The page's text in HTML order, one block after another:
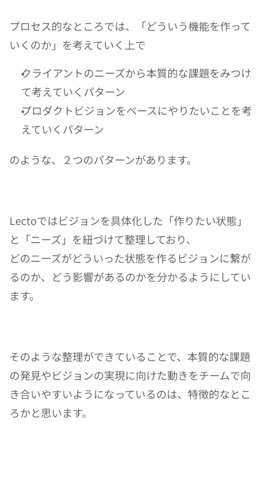
プロセス的なところでは、「どういう機能を作って
いくのか」を考えていく上で
クライアントのニーズから本質的な課題をみつけ
て考えていくパターン
プロダクトビジョンをベースにやりたいことを考
えていくパターン
のような、２つのパターンがあります。
Lectoではビジョンを具体化した「作りたい状態」
と「ニーズ」を紐づけて整理しており、
どのニーズがどういった状態を作るビジョンに繋が
るのか、どう影響があるのかを分かるようにしてい
ます。
そのような整理ができていることで、本質的な課題
の発見やビジョンの実現に向けた動きをチームで向
き合いやすいようになっているのは、特徴的なとこ
ろかと思います。